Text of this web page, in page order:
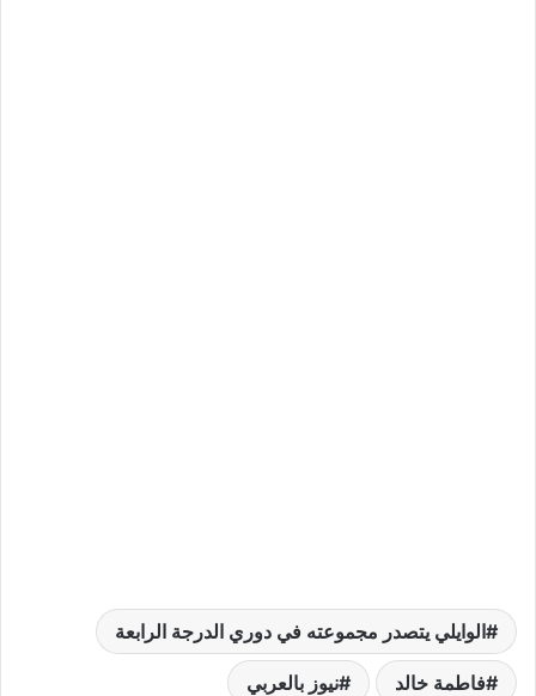
الوايلي يتصدر مجموعته في دوري الدرجة الرابعة
فاطمة خالد نيوز بالعربي